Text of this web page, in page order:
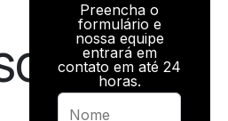
Preencha o
formulário e
nossa equipe
entrará em
contato em até 24
horas.